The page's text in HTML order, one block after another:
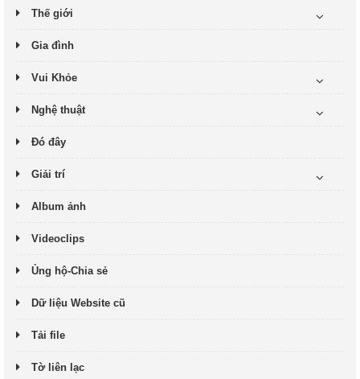
Thế giới
Gia đình
Vui Khỏe
Nghệ thuật
Đó đây
Giải trí
Album ảnh
Videoclips
Ủng hộ-Chia sẻ
Dữ liệu Website cũ
Tải file
Tờ liên lạc